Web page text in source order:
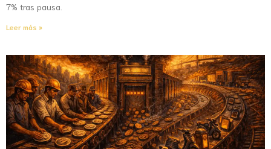
7% tras pausa.
Leer más »